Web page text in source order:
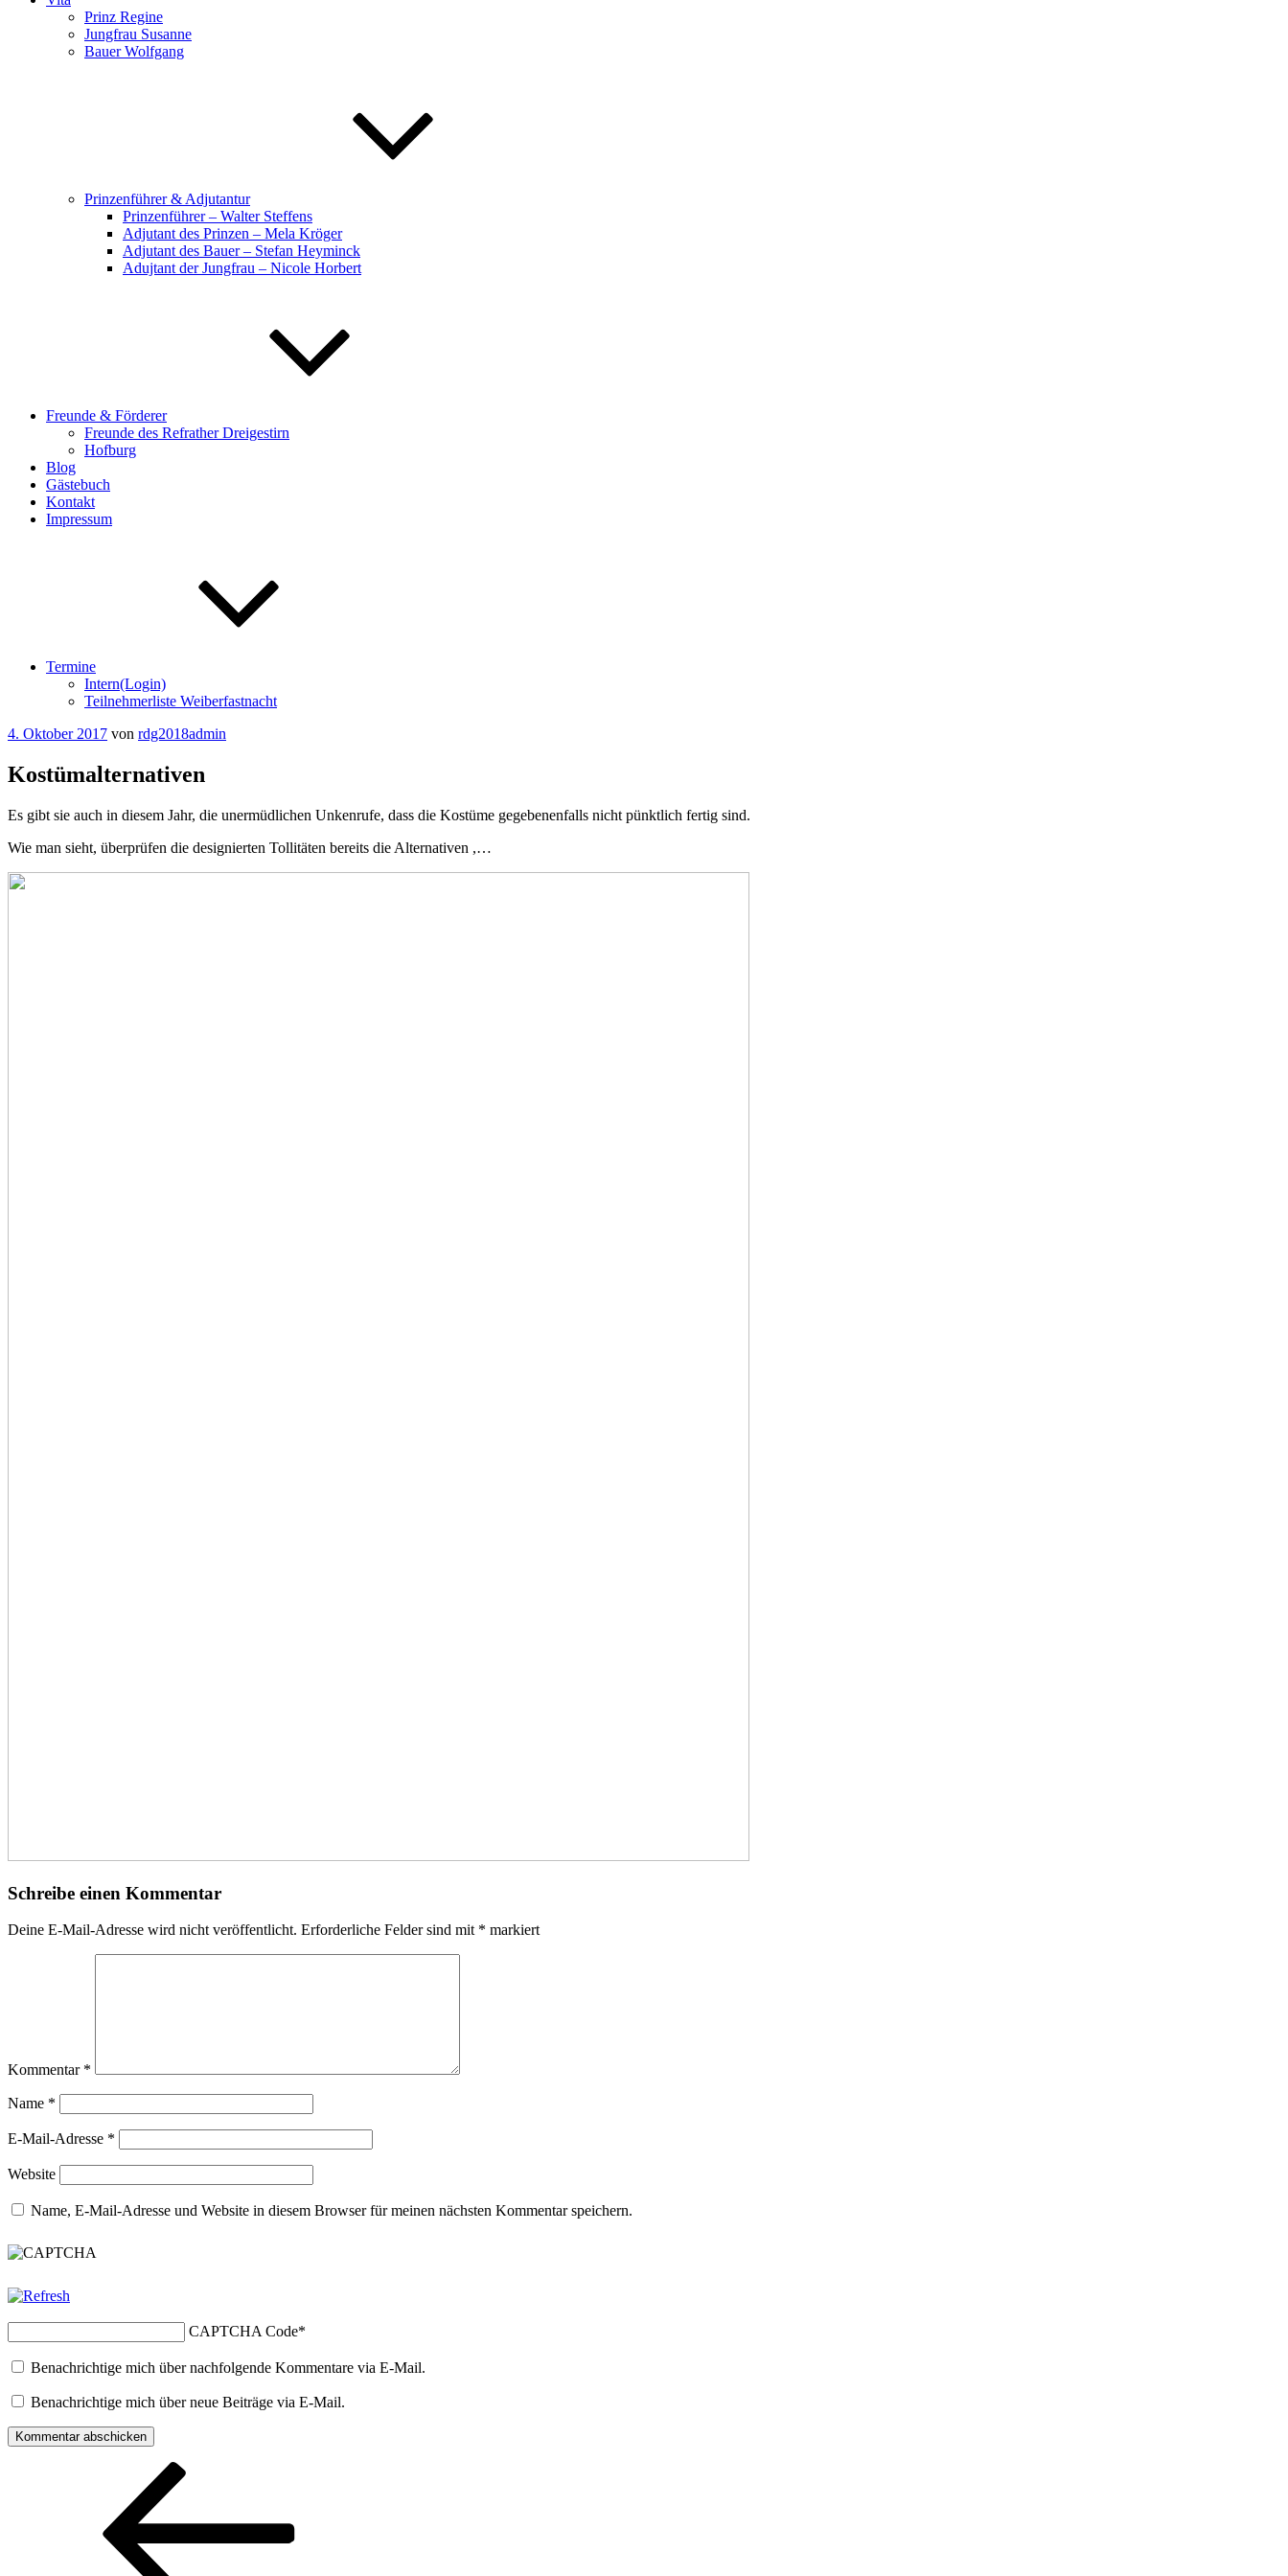
Prinz Regine
Jungfrau Susanne
Bauer Wolfgang
Prinzenführer & Adjutantur
Prinzenführer – Walter Steffens
Adjutant des Prinzen – Mela Kröger
Adjutant des Bauer – Stefan Heyminck
Adujtant der Jungfrau – Nicole Horbert
Freunde & Förderer
Freunde des Refrather Dreigestirn
Hofburg
Blog
Gästebuch
Kontakt
Impressum
Termine
Intern(Login)
Teilnehmerliste Weiberfastnacht
Veröffentlicht
4. Oktober 2017 von rdg2018admin
Kostümalternativen
Es gibt sie auch in diesem Jahr, die unermüdlichen Unkenrufe, dass die Kostüme gegebenenfalls nicht pünktlich fertig sind.
Wie man sieht, überprüfen die designierten Tollitäten bereits die Alternativen ,…
Schreibe einen Kommentar
Deine E-Mail-Adresse wird nicht veröffentlicht. Erforderliche Felder sind mit * markiert
Kommentar *
Name *
E-Mail-Adresse *
Website
Name, E-Mail-Adresse und Website in diesem Browser für meinen nächsten Kommentar speichern.
CAPTCHA Code*
Benachrichtige mich über nachfolgende Kommentare via E-Mail.
Benachrichtige mich über neue Beiträge via E-Mail.
Beitragsnavigation